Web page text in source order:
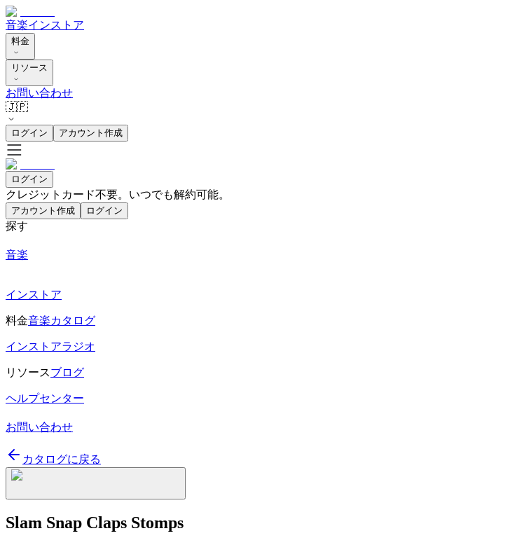
音楽インストア
料金
リソース
お問い合わせ
🇯🇵
ログイン アカウント作成
ログイン
クレジットカード不要。いつでも解約可能。
アカウント作成 ログイン
探す
音楽
インストア
料金音楽カタログ
インストアラジオ
リソースブログ
ヘルプセンター
お問い合わせ
カタログに戻る
Slam Snap Claps Stomps